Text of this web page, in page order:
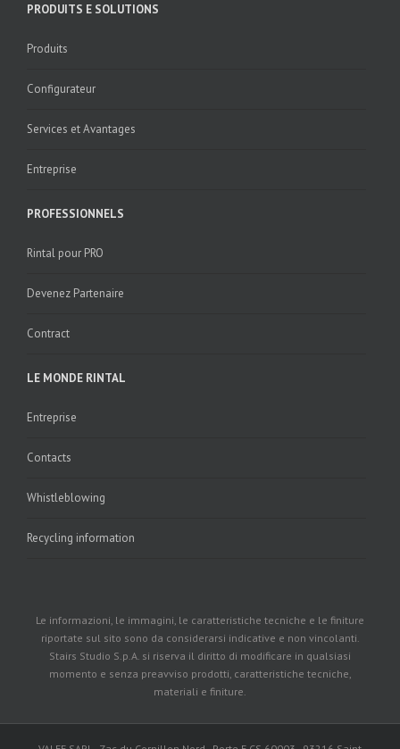
PRODUITS E SOLUTIONS
Produits
Configurateur
Services et Avantages
Entreprise
PROFESSIONNELS
Rintal pour PRO
Devenez Partenaire
Contract
LE MONDE RINTAL
Entreprise
Contacts
Whistleblowing
Recycling information
Le informazioni, le immagini, le caratteristiche tecniche e le finiture
riportate sul sito sono da considerarsi indicative e non vincolanti.
Stairs Studio S.p.A. si riserva il diritto di modificare in qualsiasi
momento e senza preavviso prodotti, caratteristiche tecniche,
materiali e finiture.